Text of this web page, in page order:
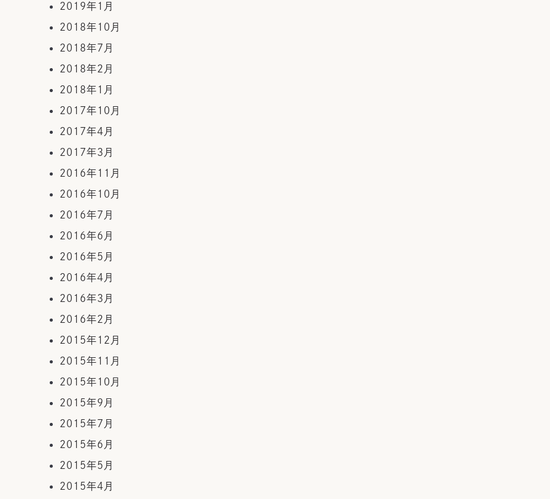
2019年1月
2018年10月
2018年7月
2018年2月
2018年1月
2017年10月
2017年4月
2017年3月
2016年11月
2016年10月
2016年7月
2016年6月
2016年5月
2016年4月
2016年3月
2016年2月
2015年12月
2015年11月
2015年10月
2015年9月
2015年7月
2015年6月
2015年5月
2015年4月